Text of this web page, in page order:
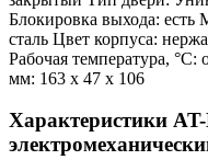
Блокировка выхода: есть
сталь Цвет корпуса:
Рабочая температура, °С:
мм: 163 x 47 x 106
Характеристики